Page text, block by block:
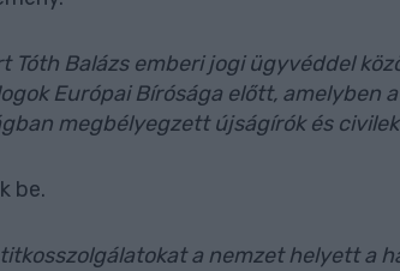
Tóth Balázs emberi jogi ügyvéddel
Európai Bírósága előtt, amelyben
megbélyegzett újságírók és
be.
titkosszolgálatokat a nemzet helyett a